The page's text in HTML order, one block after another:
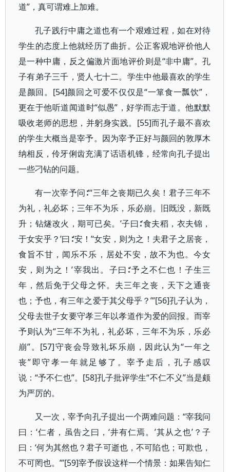
道”，真可谓难上加难。
孔子践行中庸之道也有一个艰难过程，如在对待
学生的态度上他就经历了曲折。公正客观地评价他人
是一种中庸，反之偏激片面地评价则是“非中庸”。孔
子有弟子三千，贤人七十二。学生中他最喜欢的学生
是颜回。[54]颜回之可爱不仅仅是“一箪食一瓢饮”，
更在于他听道闻道时“似愚”，好学而志于道。他默默
吸收老师的思想，并躬身实践。[55]而孔子最不喜欢
的学生大概当是宰予。因为宰予正好与颜回的敦厚木
纳相反，伶牙俐齿充满了话语机锋，经常向孔子提出
一些刁钻的问题。
有一次宰予问∶“‘三年之丧期已久矣！君子三年不
为礼，礼必坏；三年不为乐，乐必崩。旧既没，新既
升；钻燧改火，期可已矣。’子曰∶‘食夫稻，衣夫锦，
于女安乎？’曰∶‘安！’‘女安，则为之！夫君子之居丧，
食旨不甘，闻乐不乐，居处不安，故不为也。今女
安，则为之！’宰我出。子曰∶‘予之不仁也！子生三
年，然后免于父母之怀。夫三年之丧，天下之通丧
也；予也，有三年之爱于其父母乎？’”[56]孔子认为，
父母去世子女要守孝三年以孝道作为爱的回报。而宰
予则认为“三年不为礼，礼必坏，三年不为乐，乐必
崩”。[57]守丧会导致礼坏乐崩，因此认为“一年之
丧”即守孝一年就足够了。宰予走后，孔子感叹
说：“予不仁也”。[58]孔子批评学生“不仁不义”当是颇
为严厉的。
又一次，宰予向孔子提出一个两难问题：“宰我问
曰：‘仁者，虽告之曰，‘井有仁焉。’其从之也’？子
曰：‘何为其然也？君子可逝也，不可陷也；可欺也，
不可罔也。’”[59]宰予假设这样一个情景：如果告知仁